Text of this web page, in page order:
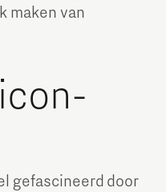
maken van
gefascineerd door